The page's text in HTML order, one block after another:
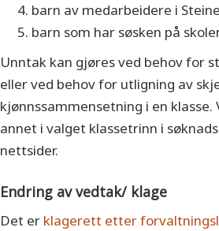
barn av medarbeidere i
barn som har søsken på
Unntak kan gjøres ved behov for
eller ved behov for utligning av
kjønnssammensetning i en klasse.
annet i valget klassetrinn i
nettsider.
Endring av vedtak/ klage
Det er klagerett etter